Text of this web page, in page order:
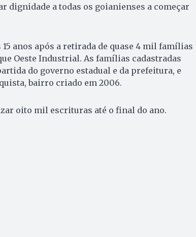
dignidade a todas os goianienses a começar
anos após a retirada de quase 4 mil famílias
Oeste Industrial. As famílias cadastradas
do governo estadual e da prefeitura, e
bairro criado em 2006.
oito mil escrituras até o final do ano.